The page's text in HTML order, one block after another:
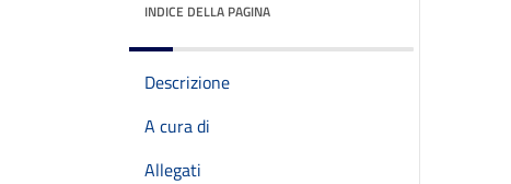
INDICE DELLA PAGINA
Descrizione
A cura di
Allegati